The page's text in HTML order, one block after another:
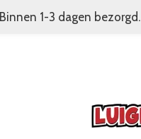
1-3 dagen bezorgd.